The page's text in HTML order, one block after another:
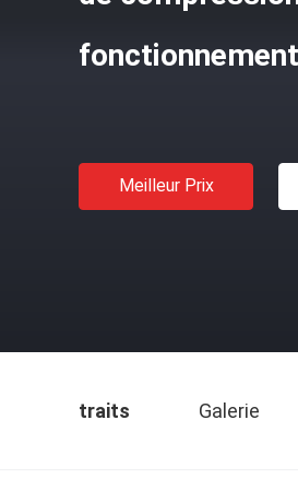
fonctionnement
Meilleur Prix
traits Galerie